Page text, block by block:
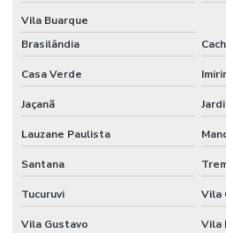
Empresa de biometria para
Empresa cameras de vigilancia
Empresa de cftv
Empresa de controle de acesso
Empresa de controle de acesso com
Empresa de instalação de câmeras de
Vila Buarque
Brasilândia
Casa Verde
Jaçanã
Lauzane Paulista
Santana
Tucuruvi Vila
Vila Gustavo Vila